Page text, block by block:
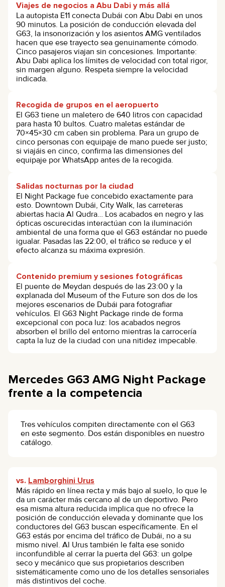
Viajes de negocios a Abu Dabi y más allá
La autopista E11 conecta Dubái con Abu Dabi en unos
90 minutos. La posición de conducción elevada del
G63, la insonorización y los asientos AMG ventilados
hacen que ese trayecto sea genuinamente cómodo.
Cinco pasajeros viajan sin concesiones. Importante:
Abu Dabi aplica los límites de velocidad con total rigor,
sin margen alguno. Respeta siempre la velocidad
indicada.
Recogida de grupos en el aeropuerto
El G63 tiene un maletero de 640 litros con capacidad
para hasta 10 bultos. Cuatro maletas estándar de
70×45×30 cm caben sin problema. Para un grupo de
cinco personas con equipaje de mano puede ser justo;
si viajáis en cinco, confirma las dimensiones del
equipaje por WhatsApp antes de la recogida.
Salidas nocturnas por la ciudad
El Night Package fue concebido exactamente para
esto. Downtown Dubái, City Walk, las carreteras
abiertas hacia Al Qudra… Los acabados en negro y las
ópticas oscurecidas interactúan con la iluminación
ambiental de una forma que el G63 estándar no puede
igualar. Pasadas las 22:00, el tráfico se reduce y el
efecto alcanza su máxima expresión.
Contenido premium y sesiones fotográficas
El puente de Meydan después de las 23:00 y la
explanada del Museum of the Future son dos de los
mejores escenarios de Dubái para fotografiar
vehículos. El G63 Night Package rinde de forma
excepcional con poca luz: los acabados negros
absorben el brillo del entorno mientras la carrocería
capta la luz de la ciudad con una nitidez impecable.
Mercedes G63 AMG Night Package
frente a la competencia
Tres vehículos compiten directamente con el G63
en este segmento. Dos están disponibles en nuestro
catálogo.
vs. Lamborghini Urus
Más rápido en línea recta y más bajo al suelo, lo que le
da un carácter más cercano al de un deportivo. Pero
esa misma altura reducida implica que no ofrece la
posición de conducción elevada y dominante que los
conductores del G63 buscan específicamente. En el
G63 estás por encima del tráfico de Dubái, no a su
mismo nivel. Al Urus también le falta ese sonido
inconfundible al cerrar la puerta del G63: un golpe
seco y mecánico que sus propietarios describen
sistemáticamente como uno de los detalles sensoriales
más distintivos del coche.